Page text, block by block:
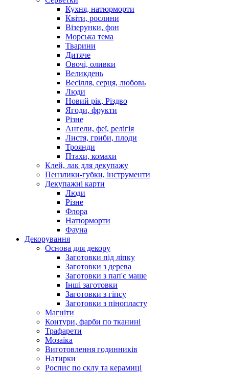
Кухня, натюрморти
Квіти, рослини
Візерунки, фон
Морська тема
Тварини
Дитяче
Овочі, оливки
Великдень
Весілля, серця, любовь
Люди
Новий рік, Різдво
Ягоди, фрукти
Різне
Ангели, феї, релігія
Листя, гриби, плоди
Троянди
Птахи, комахи
Клей, лак для декупажу
Пензлики-губки, інструменти
Декупажні карти
Люди
Різне
Флора
Натюрморти
Фауна
Декорування
Основа для декору
Заготовки під ліпку
Заготовки з дерева
Заготовки з пап'є маше
Інші заготовки
Заготовки з гіпсу
Заготовки з пінопласту
Магніти
Контури, фарби по тканині
Трафарети
Мозаїка
Виготовлення годинників
Натирки
Роспис по склу та керамиці